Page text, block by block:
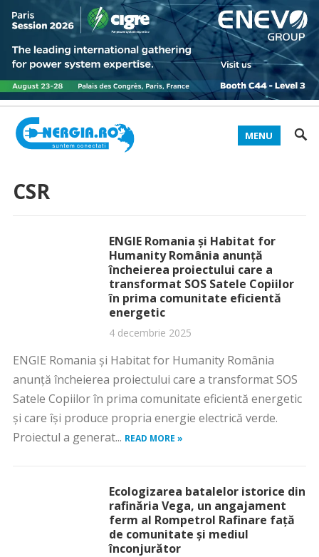
MENU
CSR
ENGIE Romania și Habitat for
Humanity România anunță
încheierea proiectului care a
transformat SOS Satele Copiilor
în prima comunitate eficientă
energetic
4 decembrie 2025
ENGIE Romania și Habitat for Humanity România
anunță încheierea proiectului care a transformat SOS
Satele Copiilor în prima comunitate eficientă energetic
și care își produce propria energie electrică verde.
Proiectul a generat... READ MORE »
Ecologizarea batalelor istorice din
rafinăria Vega, un angajament
ferm al Rompetrol Rafinare față
de comunitate și mediul
înconjurător